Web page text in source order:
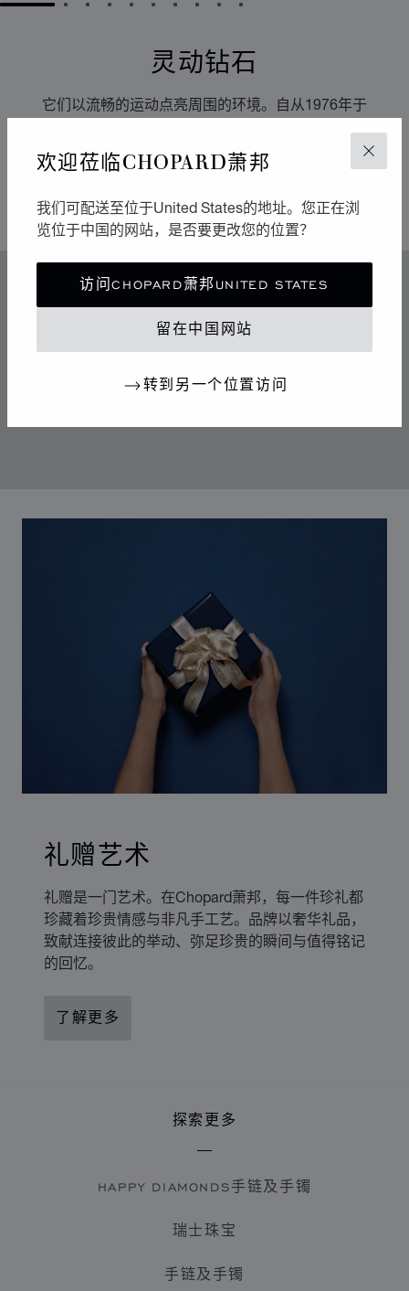
关闭
欢迎莅临CHOPARD萧邦
我们可配送至位于United States的地址。您正在浏
览位于中国的网站，是否要更改您的位置？
访问CHOPARD萧邦UNITED STATES
留在中国网站
转到另一个位置访问
GO TO SLIDE 1GO TO SLIDE 2
GO TO SLIDE 3
GO TO SLIDE 4
GO TO SLIDE 5
GO TO SLIDE 6
GO TO SLIDE 7
GO TO SLIDE 8
GO TO SLIDE 9
GO TO SLIDE 10
灵动钻石
它们以流畅的运动点亮周围的环境。自从1976年于
播极具感染力的乐享生活精神。它们的舞蹈构成一场生动
有趣的表演，其中传达出的自由与光明令人不禁扬起迷人
传奇的灵动钻石
70年代中期，Chopard萧邦突破制表和奢华珠宝业的准
则，随着社会自由化为标志的时代变革而不断发展。
礼赠艺术
礼赠是一门艺术。在Chopard萧邦，每一件珍礼都
珍藏着珍贵情感与非凡手工艺。品牌以奢华礼品，
致献连接彼此的举动、弥足珍贵的瞬间与值得铭记
的回忆。
了解更多
探索更多
HAPPY DIAMONDS手链及手镯
瑞士珠宝
手链及手镯